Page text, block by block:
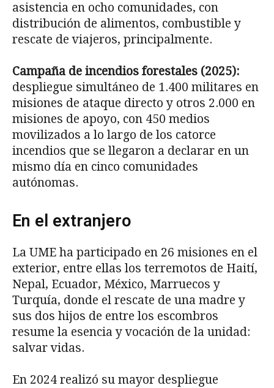
asistencia en ocho comunidades, con
distribución de alimentos, combustible y
rescate de viajeros, principalmente.
Campaña de incendios forestales (2025):
despliegue simultáneo de 1.400 militares en
misiones de ataque directo y otros 2.000 en
misiones de apoyo, con 450 medios
movilizados a lo largo de los catorce
incendios que se llegaron a declarar en un
mismo día en cinco comunidades
autónomas.
En el extranjero
La UME ha participado en 26 misiones en el
exterior, entre ellas los terremotos de Haití,
Nepal, Ecuador, México, Marruecos y
Turquía, donde el rescate de una madre y
sus dos hijos de entre los escombros
resume la esencia y vocación de la unidad:
salvar vidas.
En 2024 realizó su mayor despliegue